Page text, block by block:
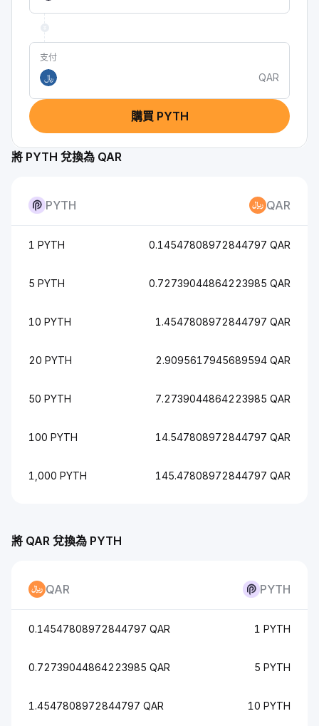
支付
﷼
QAR
購買 PYTH
將 PYTH 兌換為 QAR
PYTH QAR
1 PYTH 0.14547808972844797 QAR
5 PYTH 0.72739044864223985 QAR
10 PYTH 1.4547808972844797 QAR
20 PYTH 2.9095617945689594 QAR
50 PYTH 7.2739044864223985 QAR
100 PYTH 14.547808972844797 QAR
1,000 PYTH 145.47808972844797 QAR
將 QAR 兌換為 PYTH
QAR PYTH
0.14547808972844797 QAR 1 PYTH
0.72739044864223985 QAR 5 PYTH
1.4547808972844797 QAR 10 PYTH